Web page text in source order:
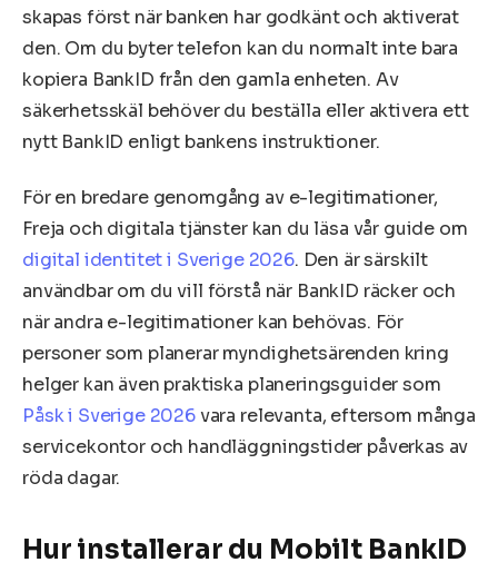
skapas först när banken har godkänt och aktiverat
den. Om du byter telefon kan du normalt inte bara
kopiera BankID från den gamla enheten. Av
säkerhetsskäl behöver du beställa eller aktivera ett
nytt BankID enligt bankens instruktioner.
För en bredare genomgång av e-legitimationer,
Freja och digitala tjänster kan du läsa vår guide om
digital identitet i Sverige 2026. Den är särskilt
användbar om du vill förstå när BankID räcker och
när andra e-legitimationer kan behövas. För
personer som planerar myndighetsärenden kring
helger kan även praktiska planeringsguider som
Påsk i Sverige 2026vara relevanta, eftersom många
servicekontor och handläggningstider påverkas av
röda dagar.
Hur installerar du Mobilt BankID